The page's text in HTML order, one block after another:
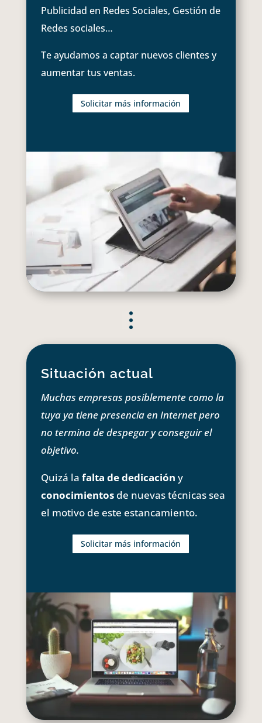
Publicidad en Redes Sociales, Gestión de
Redes sociales…
Te ayudamos a captar nuevos clientes y
aumentar tus ventas.
Solicitar más información
Situación actual
Muchas empresas posiblemente como la
tuya ya tiene presencia en Internet pero
no termina de despegar y conseguir el
objetivo.
Quizá la falta de dedicación y
conocimientosde nuevas técnicas sea
el motivo de este estancamiento.
Solicitar más información